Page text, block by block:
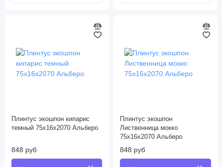
Плинтус экошпон кипарис
темный 75х16х2070 Альберо
848 руб
Плинтус экошпон
Лиственница мокко
75х16х2070 Альберо
848 руб